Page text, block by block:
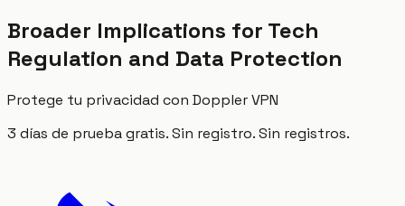
Broader Implications for Tech
Regulation and Data Protection
Protege tu privacidad con Doppler VPN
3 días de prueba gratis. Sin registro. Sin registros.